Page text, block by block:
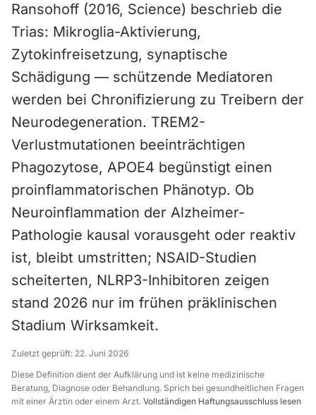
Ransohoff (2016, Science) beschrieb die
Trias: Mikroglia-Aktivierung,
Zytokinfreisetzung, synaptische
Schädigung — schützende Mediatoren
werden bei Chronifizierung zu Treibern der
Neurodegeneration. TREM2-
Verlustmutationen beeinträchtigen
Phagozytose, APOE4 begünstigt einen
proinflammatorischen Phänotyp. Ob
Neuroinflammation der Alzheimer-
Pathologie kausal vorausgeht oder reaktiv
ist, bleibt umstritten; NSAID-Studien
scheiterten, NLRP3-Inhibitoren zeigen
stand 2026 nur im frühen präklinischen
Stadium Wirksamkeit.
Zuletzt geprüft: 22. Juni 2026
Diese Definition dient der Aufklärung und ist keine medizinische
Beratung, Diagnose oder Behandlung. Sprich bei gesundheitlichen Fragen
mit einer Ärztin oder einem Arzt. Vollständigen Haftungsausschluss lesen